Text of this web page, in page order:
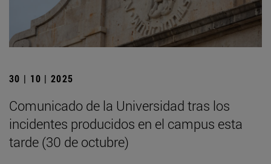
30 | 10 | 2025
Comunicado de la Universidad tras los
incidentes producidos en el campus esta
tarde (30 de octubre)